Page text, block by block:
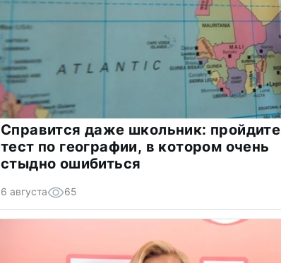
Справится даже школьник: пройдите
тест по географии, в котором очень
стыдно ошибиться
6 августа 65